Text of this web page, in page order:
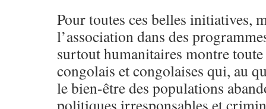
Pour toutes ces belles initiatives,
l’association dans des
surtout humanitaires montre
congolais et congolaises qui, au
le bien-être des populations
politiques irresponsables et